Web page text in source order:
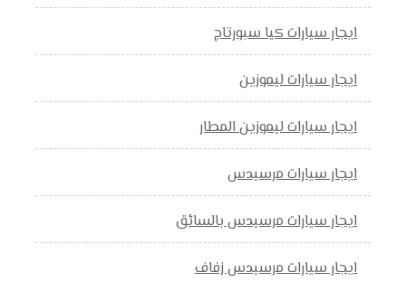
ايجار سيارات كيا سبورتاج
ايجار سيارات ليموزين
ايجار سيارات ليموزين المطار
ايجار سيارات مرسيدس
ايجار سيارات مرسيدس بالسائق
ايجار سيارات مرسيدس زفاف